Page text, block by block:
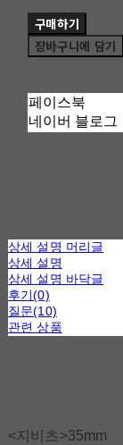
구매하기
장바구니에 담기
페이스북
네이버 블로그
상세 설명 머리글
상세 설명
상세 설명 바닥글
후기(0)
질문(10)
관련 상품
<지비츠>35mm